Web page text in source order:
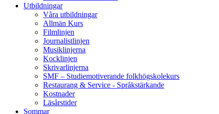
Utbildningar
Våra utbildningar
Allmän Kurs
Filmlinjen
Journalistlinjen
Musiklinjerna
Kocklinjen
Skrivarlinjerna
SMF – Studiemotiverande folkhögskolekurs
Restaurang & Service - Språkstärkande
Kostnader
Läsårstider
Sommar